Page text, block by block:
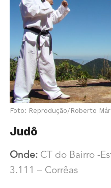
Foto: Reprodução/Roberto
Judô
Onde:CT do Bairro -
3.111 – Corrêas